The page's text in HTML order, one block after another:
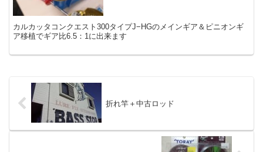
カルカッタコンクエスト300タイプJ−HGのメインギア＆ピニオンギ
ア移植でギア比6.5：1に出来ます
折れ竿＋中古ロッド